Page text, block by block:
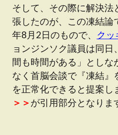
そして、その際に解決法
張したのが、この凍結論
年8月2日のもので、 クッ
ョンジンソク議員は同
間も時間がある」としな
なく首脳会談で『凍結』
を正常化できると提案し
＞＞ が引用部分となりま